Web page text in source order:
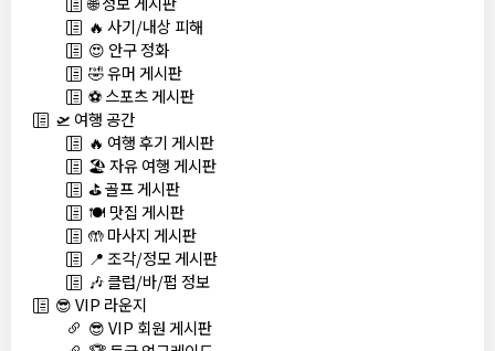
🔥 사기/내상 피해
😍 안구 정화
🤣 유머 게시판
⚽ 스포츠 게시판
🛫 여행 공간
🔥 여행 후기 게시판
🏖️ 자유 여행 게시판
⛳ 골프 게시판
🍽️ 맛집 게시판
🤲 마사지 게시판
📍 조각/정모 게시판
🎶 클럽/바/펍 정보
😎 VIP 라운지
😎 VIP 회원 게시판